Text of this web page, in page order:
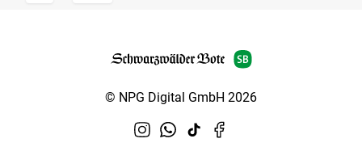
© NPG Digital GmbH 2026